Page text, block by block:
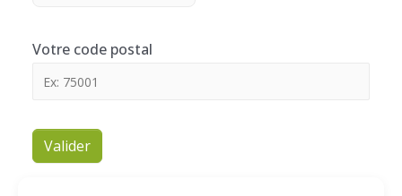
Votre code postal
Valider